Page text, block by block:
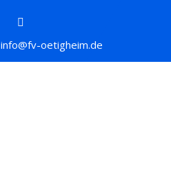
info@fv-oetigheim.de